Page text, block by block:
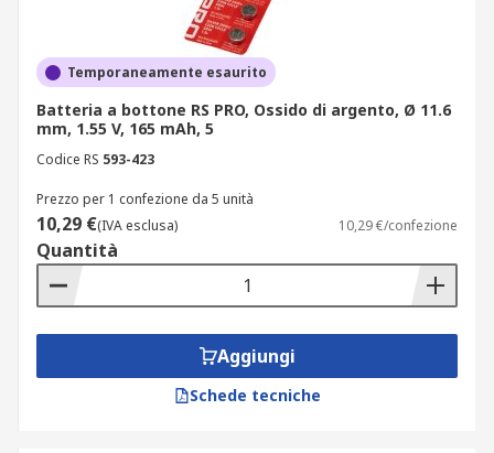
Temporaneamente esaurito
Batteria a bottone RS PRO, Ossido di argento, Ø 11.6
mm, 1.55 V, 165 mAh, 5
Codice RS 593-423
Prezzo per 1 confezione da 5 unità
10,29 €(IVA esclusa) 10,29 €/confezione
Quantità
Aggiungi
Schede tecniche